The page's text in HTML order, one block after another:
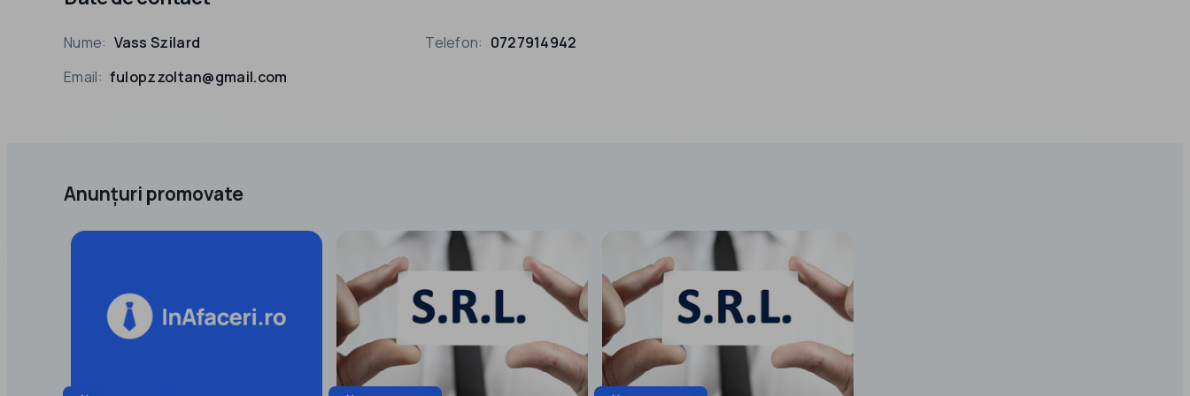
Nume: Vass Szilard Telefon: 0727914942
Email: fulopzzoltan@gmail.com
Anunțuri promovate